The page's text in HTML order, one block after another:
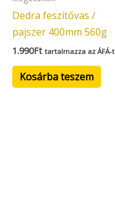
Dedra feszítővas /
pajszer 400mm 560g
1.990Ft tartalmazza az ÁFÁ-t
Kosárba teszem